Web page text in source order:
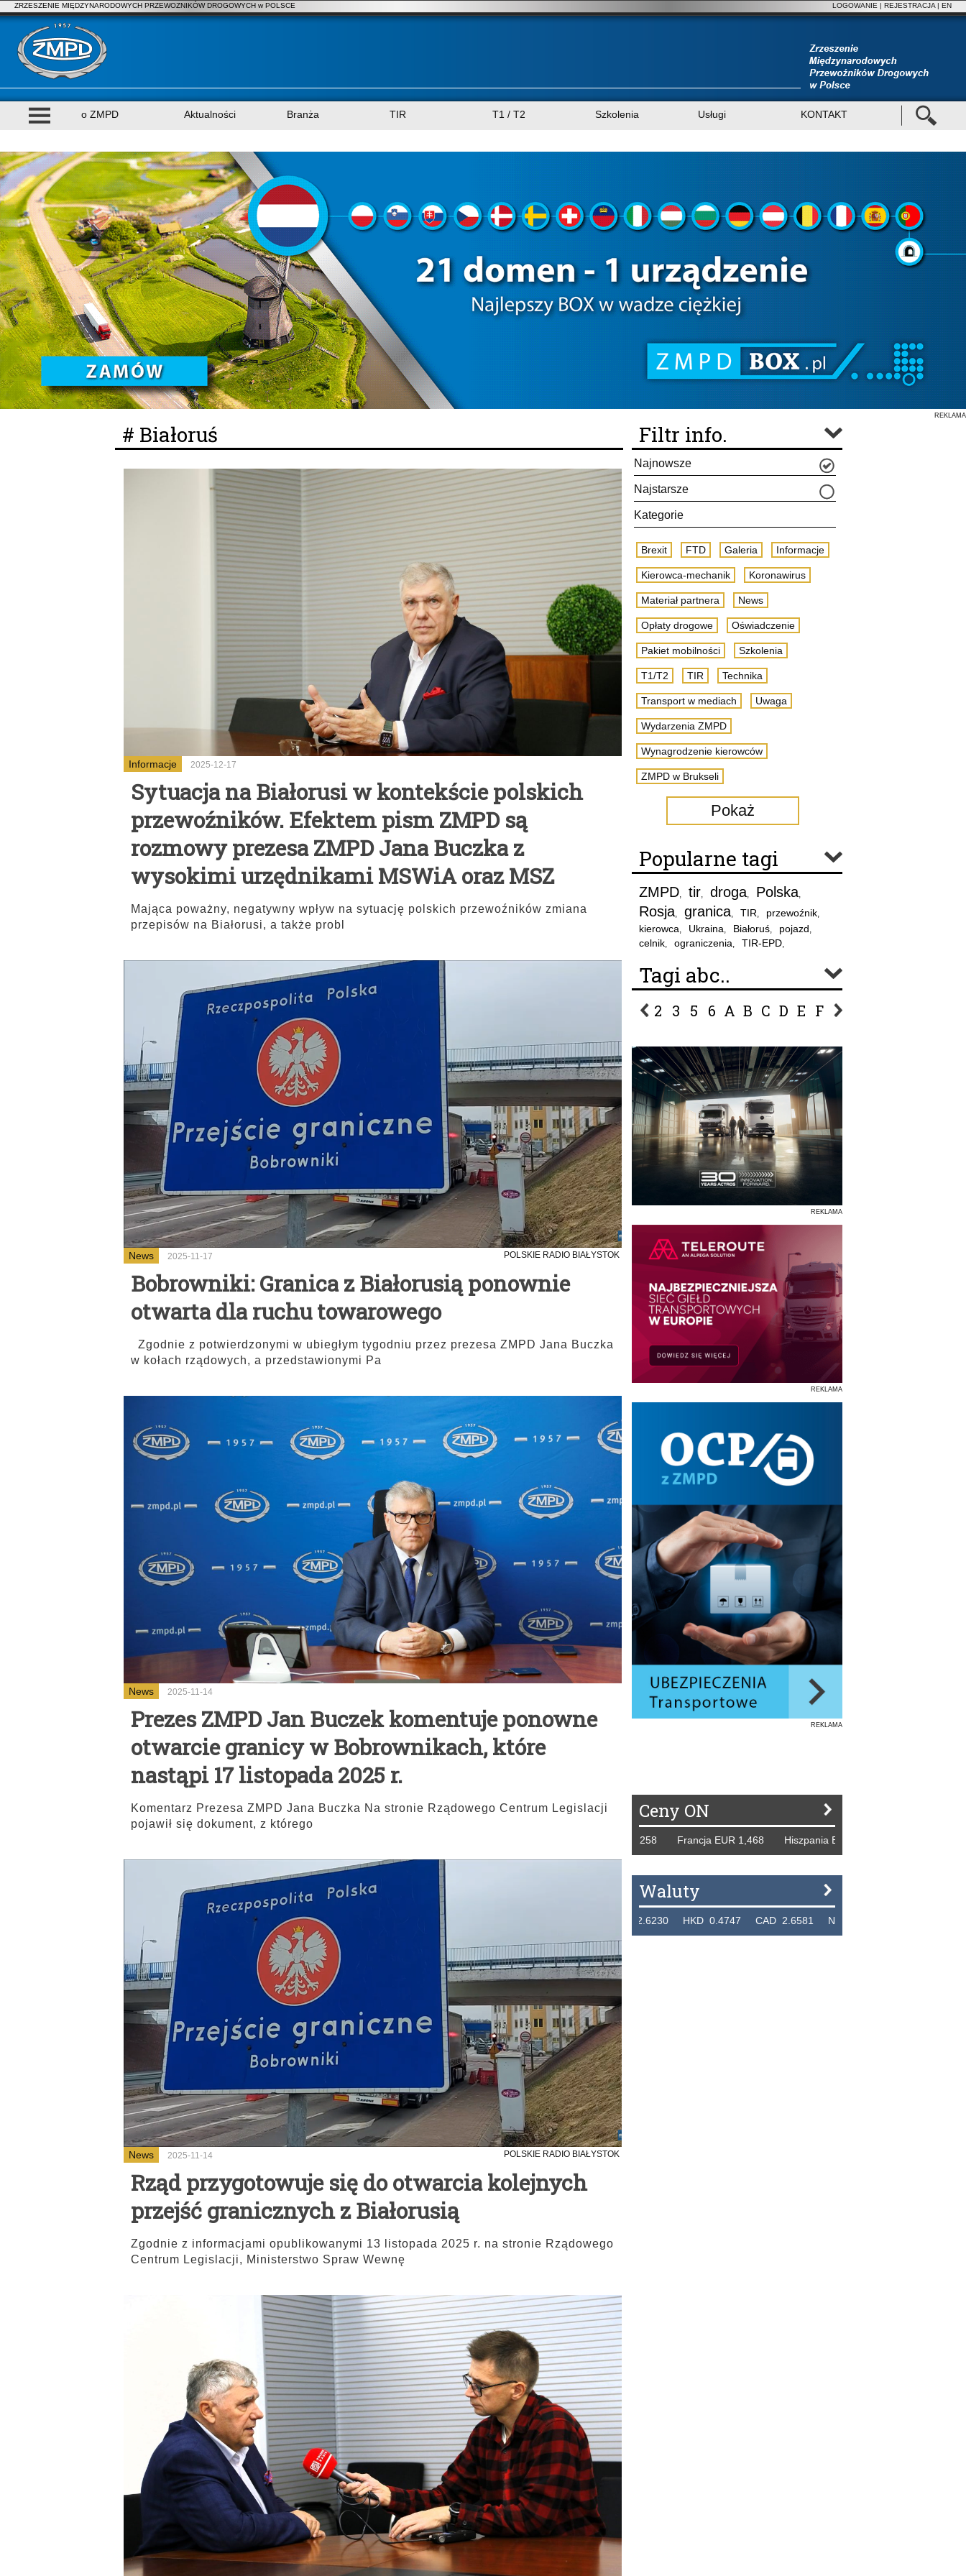
ZRZESZENIE MIĘDZYNARODOWYCH PRZEWOZNIKÓW DROGOWYCH w POLSCE LOGOWANIE | REJESTRACJA | EN
o ZMPD Aktualności Branża TIR T1 / T2 Szkolenia Usługi KONTAKT
REKLAMA
# Białoruś
Informacje 2025-12-17
Sytuacja na Białorusi w kontekście polskich
przewoźników. Efektem pism ZMPD są
rozmowy prezesa ZMPD Jana Buczka z
wysokimi urzędnikami MSWiA oraz MSZ
Mająca poważny, negatywny wpływ na sytuację polskich przewoźników zmiana
przepisów na Białorusi, a także probl
News 2025-11-17 POLSKIE RADIO BIAŁYSTOK
Bobrowniki: Granica z Białorusią ponownie
otwarta dla ruchu towarowego
Zgodnie z potwierdzonymi w ubiegłym tygodniu przez prezesa ZMPD Jana Buczka
w kołach rządowych, a przedstawionymi Pa
News 2025-11-14
Prezes ZMPD Jan Buczek komentuje ponowne
otwarcie granicy w Bobrownikach, które
nastąpi 17 listopada 2025 r.
Komentarz Prezesa ZMPD Jana Buczka Na stronie Rządowego Centrum Legislacji
pojawił się dokument, z którego
News 2025-11-14 POLSKIE RADIO BIAŁYSTOK
Rząd przygotowuje się do otwarcia kolejnych
przejść granicznych z Białorusią
Zgodnie z informacjami opublikowanymi 13 listopada 2025 r. na stronie Rządowego
Centrum Legislacji, Ministerstwo Spraw Wewnę
Filtr info.
Najnowsze
Najstarsze
Kategorie
Brexit FTD Galeria Informacje
Kierowca-mechanik Koronawirus
Materiał partnera News
Opłaty drogowe Oświadczenie
Pakiet mobilności Szkolenia
T1/T2 TIR Technika
Transport w mediach Uwaga
Wydarzenia ZMPD
Wynagrodzenie kierowców
ZMPD w Brukseli
Pokaż
Popularne tagi
ZMPD, tir, droga, Polska,
Rosja, granica, TIR, przewoźnik,
kierowca, Ukraina, Białoruś, pojazd,
celnik, ograniczenia, TIR-EPD,
Tagi abc..
2 3 5 6 A B C D E F G
REKLAMA
REKLAMA
REKLAMA
Ceny ON
Tydzień 42/2019 r. Niemcy EUR 1,258 Francja EUR 1,468 Hiszpania EUR 1,229 WB GBP 1,318
Waluty
THB 0.1126 USD 3.7236 AUD 2.6230 HKD 0.4747 CAD 2.6581 NZD 2.1889 SGD 2.9048